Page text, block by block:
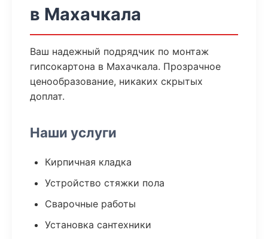
в Махачкала
Ваш надежный подрядчик по монтаж
гипсокартона в Махачкала. Прозрачное
ценообразование, никаких скрытых
доплат.
Наши услуги
Кирпичная кладка
Устройство стяжки пола
Сварочные работы
Установка сантехники